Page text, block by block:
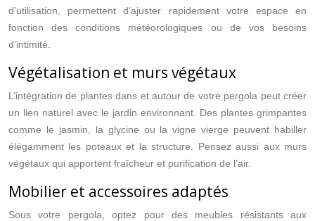
d’utilisation, permettent d’ajuster rapidement votre espace en
fonction des conditions météorologiques ou de vos besoins
d’intimité.
Végétalisation et murs végétaux
L’intégration de plantes dans et autour de votre pergola peut créer
un lien naturel avec le jardin environnant. Des plantes grimpantes
comme le jasmin, la glycine ou la vigne vierge peuvent habiller
élégamment les poteaux et la structure. Pensez aussi aux murs
végétaux qui apportent fraîcheur et purification de l’air.
Mobilier et accessoires adaptés
Sous votre pergola, optez pour des meubles résistants aux